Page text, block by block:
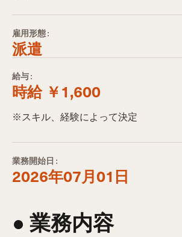
雇用形態:
派遣
給与:
時給 ￥1,600
※スキル、経験によって決定
業務開始日:
2026年07月01日
● 業務内容